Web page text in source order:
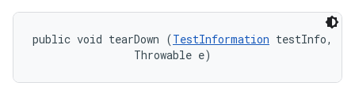
public void tearDown (TestInformation testInfo,
                Throwable e)